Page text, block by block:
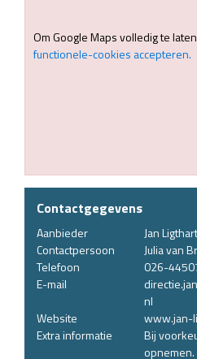
Om Google Maps volledig te
functionele-cookies accepteren.
Contactgegevens
Aanbieder
Jan
Contactpersoon
Julia van
Telefoon
026-
E-mail
nl
Website
www.jan-
Extra informatie
Bij
opnemen.